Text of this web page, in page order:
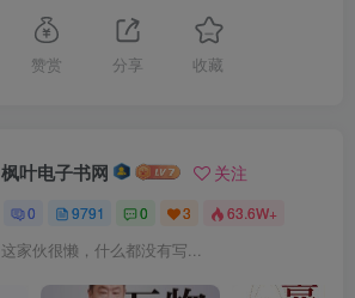
赞赏 分享 收藏
枫叶电子书网 关注
0 9791 0 3 63.6W+
这家伙很懒，什么都没有写...